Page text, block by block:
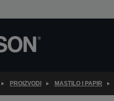
PROIZVODI MASTILO I PAPIR